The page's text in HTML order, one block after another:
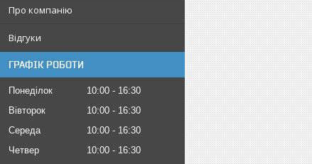
Про компанію
Відгуки
ГРАФІК РОБОТИ
Понеділок 10:00
16:30
Вівторок
10:00
16:30
Середа
10:00
16:30
Четвер
10:00
16:30